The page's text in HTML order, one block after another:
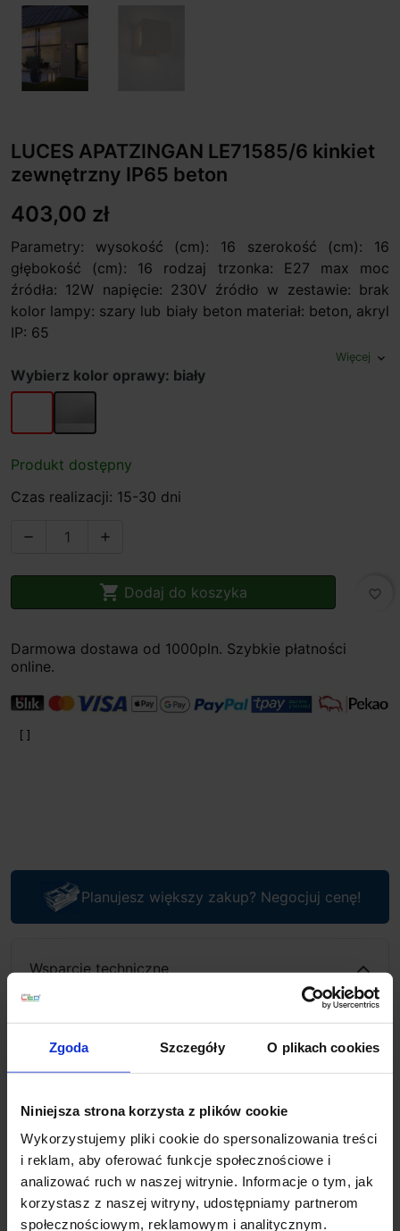
Zgoda Szczegóły O plikach cookies
Niniejsza strona korzysta z plików cookie
Wykorzystujemy pliki cookie do spersonalizowania treści
i reklam, aby oferować funkcje społecznościowe i
analizować ruch w naszej witrynie. Informacje o tym, jak
korzystasz z naszej witryny, udostępniamy partnerom
społecznościowym, reklamowym i analitycznym.
LUCES APATZINGAN LE71585/6 kinkiet
zewnętrzny IP65 beton
403,00 zł
Parametry: wysokość (cm): 16 szerokość (cm): 16
głębokość (cm): 16 rodzaj trzonka: E27 max moc
źródła: 12W napięcie: 230V źródło w zestawie: brak
kolor lampy: szary lub biały beton materiał: beton, akryl
IP: 65
Więcej expand_more
Wybierz kolor oprawy: biały
biały szary
Produkt dostępny
Czas realizacji: 15-30 dni
 
 Dodaj do koszyka favorite_border
Darmowa dostawa od 1000pln. Szybkie płatności
online.
Planujesz większy zakup? Negocjuj cenę!
Wsparcie techniczne
Jeśli masz pytania lub potrzebujesz pomocy, zadzwoń
lub napisz do nas: pracujemy od 8:00 do 18:00,
odpowiedzi na e-maile od 8:00 do 22:00.
phone
Metody płatności
Koszt dostawy